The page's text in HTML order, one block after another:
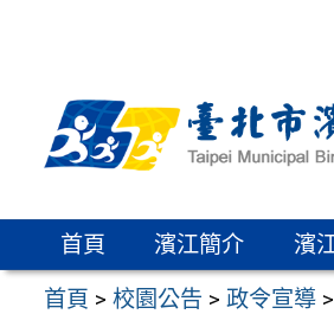
區
首頁 濱江簡介 濱
首頁 >校園公告 >政令宣導